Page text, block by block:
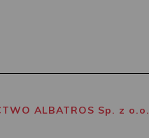
ALBATROS Sp. z o.o.